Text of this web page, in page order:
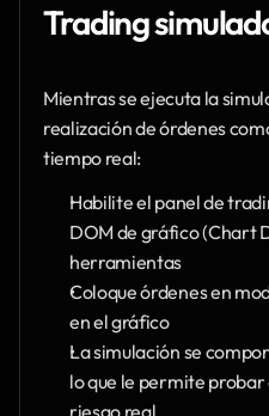
Trading
Mientras se ejecuta la
realización de órdenes
tiempo real:
Habilite el panel de
DOM de gráfico (Chart
herramientas
Coloque órdenes en
en el gráfico
La simulación se
lo que le permite